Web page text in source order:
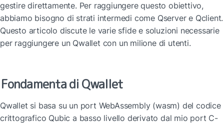
gestire direttamente. Per raggiungere questo obiettivo,
abbiamo bisogno di strati intermedi come Qserver e Qclient.
Questo articolo discute le varie sfide e soluzioni necessarie
per raggiungere un Qwallet con un milione di utenti.
Fondamenta di Qwallet
Qwallet si basa su un port WebAssembly (wasm) del codice
crittografico Qubic a basso livello derivato dal mio port C-